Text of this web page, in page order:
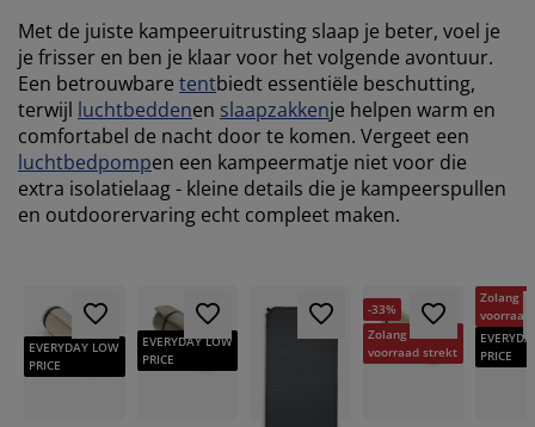
Met de juiste kampeeruitrusting slaap je beter, voel je
je frisser en ben je klaar voor het volgende avontuur.
Een betrouwbare tentbiedt essentiële beschutting,
terwijl luchtbeddenen slaapzakkenje helpen warm en
comfortabel de nacht door te komen. Vergeet een
luchtbedpompen een kampeermatje niet voor die
extra isolatielaag - kleine details die je kampeerspullen
en outdoorervaring echt compleet maken.
EVERYDAY LOW
PRICE
EVERYDAY LOW
PRICE
-33%
Zolang de
voorraad strekt
Zolang
PRICE